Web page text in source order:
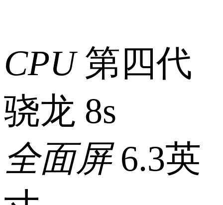
点击前往->
魅族京东自营
旗舰店 购
CPU 第四代
骁龙 8s
全面屏 6.3英